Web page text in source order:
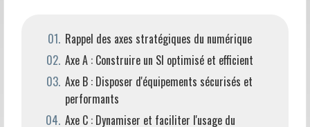
Rappel des axes stratégiques du numérique
Axe A : Construire un SI optimisé et efficient
Axe B : Disposer d'équipements sécurisés et
performants
Axe C : Dynamiser et faciliter l'usage du